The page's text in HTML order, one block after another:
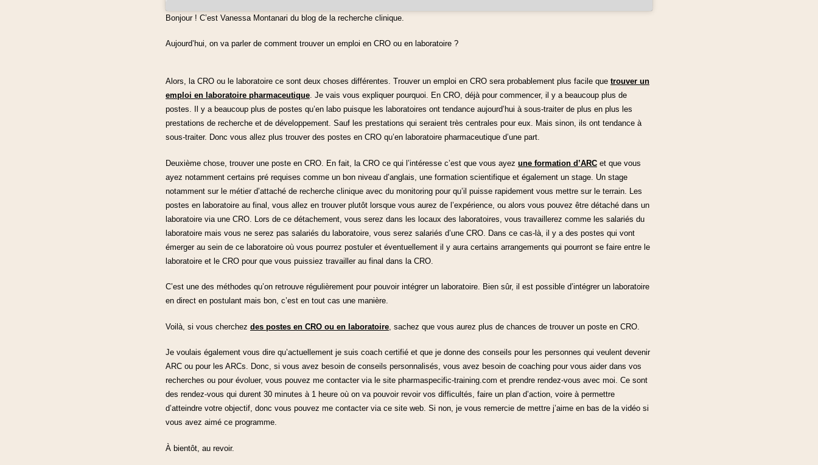
Bonjour ! C’est Vanessa Montanari du blog de la recherche clinique.
Aujourd’hui, on va parler de comment trouver un emploi en CRO ou en laboratoire ?
Alors, la CRO ou le laboratoire ce sont deux choses différentes. Trouver un emploi en CRO sera probablement plus facile que trouver un
emploi en laboratoire pharmaceutique. Je vais vous expliquer pourquoi. En CRO, déjà pour commencer, il y a beaucoup plus de
postes. Il y a beaucoup plus de postes qu’en labo puisque les laboratoires ont tendance aujourd’hui à sous-traiter de plus en plus les
prestations de recherche et de développement. Sauf les prestations qui seraient très centrales pour eux. Mais sinon, ils ont tendance à
sous-traiter. Donc vous allez plus trouver des postes en CRO qu’en laboratoire pharmaceutique d’une part.
Deuxième chose, trouver une poste en CRO. En fait, la CRO ce qui l’intéresse c’est que vous ayez une formation d’ARC et que vous
ayez notamment certains pré requises comme un bon niveau d’anglais, une formation scientifique et également un stage. Un stage
notamment sur le métier d’attaché de recherche clinique avec du monitoring pour qu’il puisse rapidement vous mettre sur le terrain. Les
postes en laboratoire au final, vous allez en trouver plutôt lorsque vous aurez de l’expérience, ou alors vous pouvez être détaché dans un
laboratoire via une CRO. Lors de ce détachement, vous serez dans les locaux des laboratoires, vous travaillerez comme les salariés du
laboratoire mais vous ne serez pas salariés du laboratoire, vous serez salariés d’une CRO. Dans ce cas-là, il y a des postes qui vont
émerger au sein de ce laboratoire où vous pourrez postuler et éventuellement il y aura certains arrangements qui pourront se faire entre le
laboratoire et le CRO pour que vous puissiez travailler au final dans la CRO.
C’est une des méthodes qu’on retrouve régulièrement pour pouvoir intégrer un laboratoire. Bien sûr, il est possible d’intégrer un laboratoire
en direct en postulant mais bon, c’est en tout cas une manière.
Voilà, si vous cherchez des postes en CRO ou en laboratoire , sachez que vous aurez plus de chances de trouver un poste en CRO.
Je voulais également vous dire qu’actuellement je suis coach certifié et que je donne des conseils pour les personnes qui veulent devenir
ARC ou pour les ARCs. Donc, si vous avez besoin de conseils personnalisés, vous avez besoin de coaching pour vous aider dans vos
recherches ou pour évoluer, vous pouvez me contacter via le site pharmaspecific-training.com et prendre rendez-vous avec moi. Ce sont
des rendez-vous qui durent 30 minutes à 1 heure où on va pouvoir revoir vos difficultés, faire un plan d’action, voire à permettre
d’atteindre votre objectif, donc vous pouvez me contacter via ce site web. Si non, je vous remercie de mettre j’aime en bas de la vidéo si
vous avez aimé ce programme.
À bientôt, au revoir.